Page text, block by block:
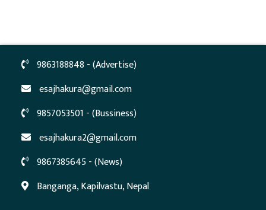
9863188848 - (Advertise)
esajhakura@gmail.com
9857053501 - (Bussiness)
esajhakura2@gmail.com
9867385645 - (News)
Banganga, Kapilvastu, Nepal